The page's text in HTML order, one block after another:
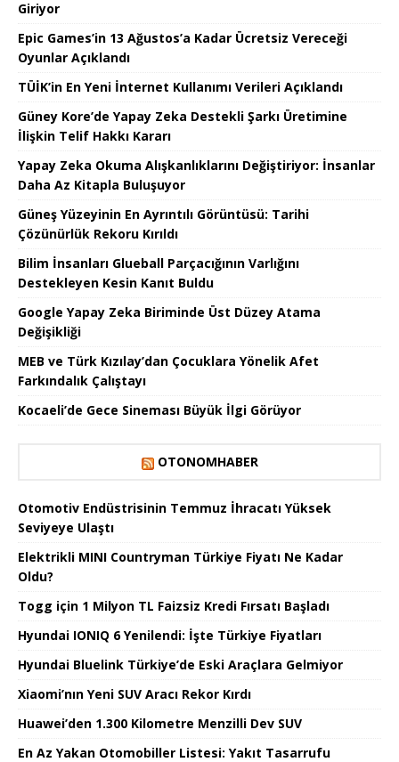
Giriyor
Epic Games’in 13 Ağustos’a Kadar Ücretsiz Vereceği
Oyunlar Açıklandı
TÜİK’in En Yeni İnternet Kullanımı Verileri Açıklandı
Güney Kore’de Yapay Zeka Destekli Şarkı Üretimine
İlişkin Telif Hakkı Kararı
Yapay Zeka Okuma Alışkanlıklarını Değiştiriyor: İnsanlar
Daha Az Kitapla Buluşuyor
Güneş Yüzeyinin En Ayrıntılı Görüntüsü: Tarihi
Çözünürlük Rekoru Kırıldı
Bilim İnsanları Glueball Parçacığının Varlığını
Destekleyen Kesin Kanıt Buldu
Google Yapay Zeka Biriminde Üst Düzey Atama
Değişikliği
MEB ve Türk Kızılay’dan Çocuklara Yönelik Afet
Farkındalık Çalıştayı
Kocaeli’de Gece Sineması Büyük İlgi Görüyor
OTONOMHABER
Otomotiv Endüstrisinin Temmuz İhracatı Yüksek
Seviyeye Ulaştı
Elektrikli MINI Countryman Türkiye Fiyatı Ne Kadar
Oldu?
Togg için 1 Milyon TL Faizsiz Kredi Fırsatı Başladı
Hyundai IONIQ 6 Yenilendi: İşte Türkiye Fiyatları
Hyundai Bluelink Türkiye’de Eski Araçlara Gelmiyor
Xiaomi’nın Yeni SUV Aracı Rekor Kırdı
Huawei’den 1.300 Kilometre Menzilli Dev SUV
En Az Yakan Otomobiller Listesi: Yakıt Tasarrufu